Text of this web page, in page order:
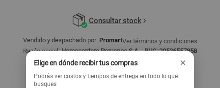
Consultar stock
Vendido y despachado por: PromartVer términos y condiciones
Razón social:Homecenters Peruanos S.A. - RUC: 20536557858
Productos similares
Elige en dónde recibir tus compras ×
Podrás ver costos y tiempos de entrega en todo lo que
busques